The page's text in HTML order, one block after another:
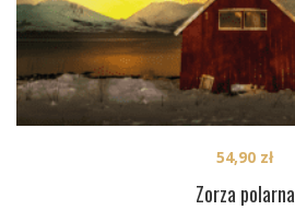
Zorza polarna
54,90 zł